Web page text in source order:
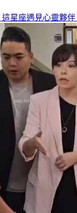
星座遇見心靈夥伴